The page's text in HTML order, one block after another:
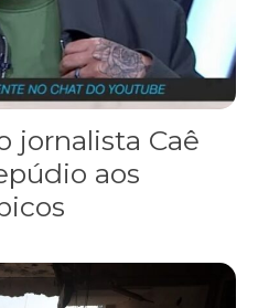
jornalista Caê
aos
o Conselho da Paz